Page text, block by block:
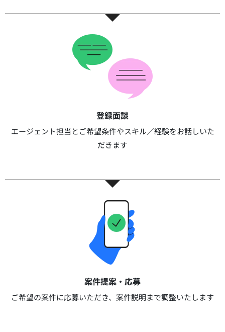
登録面談​​
エージェント担当とご希望条件やスキル／経験をお話しいた
だきます​
案件提案・応募​
ご希望の案件に応募いただき、案件説明まで調整いたします​​